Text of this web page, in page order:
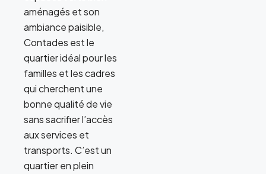
aménagés et son
ambiance paisible,
Contades est le
quartier idéal pour les
familles et les cadres
qui cherchent une
bonne qualité de vie
sans sacrifier l’accès
aux services et
transports. C’est un
quartier en plein